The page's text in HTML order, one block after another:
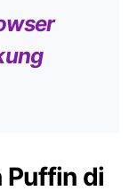
Puffin di